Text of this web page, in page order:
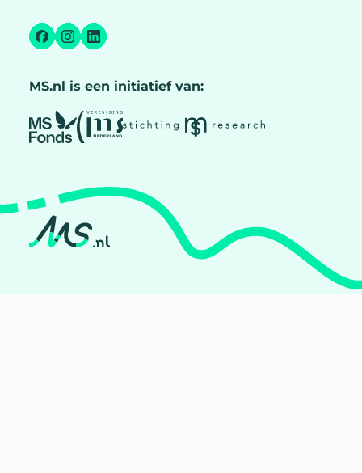
Facebook
Instagram
LinkedIn
MS.nl is een initiatief van: